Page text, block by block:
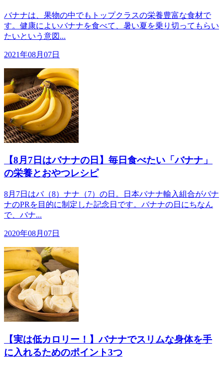
バナナは、果物の中でもトップクラスの栄養豊富な食材で
す。健康によいバナナを食べて、暑い夏を乗り切ってもらい
たいという意図...
2021年08月07日
【8月7日はバナナの日】毎日食べたい「バナナ」
の栄養とおやつレシピ
8月7日はバ（8）ナナ（7）の日。日本バナナ輸入組合がバナ
ナのPRを目的に制定した記念日です。バナナの日にちなん
で、バナ...
2020年08月07日
【実は低カロリー！】バナナでスリムな身体を手
に入れるためのポイント3つ